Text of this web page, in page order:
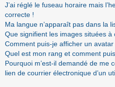
J’ai réglé le fuseau horaire mais
correcte !
Ma langue n’apparaît pas dans la
Que signifient les images situées à
Comment puis-je afficher un avatar
Quel est mon rang et comment
Pourquoi m’est-il demandé de me
lien de courrier électronique d’un